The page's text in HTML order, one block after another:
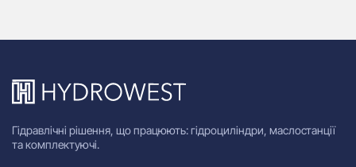
Гідравлічні рішення, що працюють: гідроциліндри, маслостанції
та комплектуючі.